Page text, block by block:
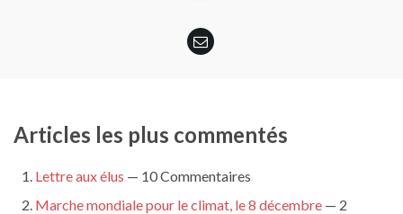
Articles les plus commentés
Lettre aux élus — 10 Commentaires
Marche mondiale pour le climat, le 8 décembre — 2